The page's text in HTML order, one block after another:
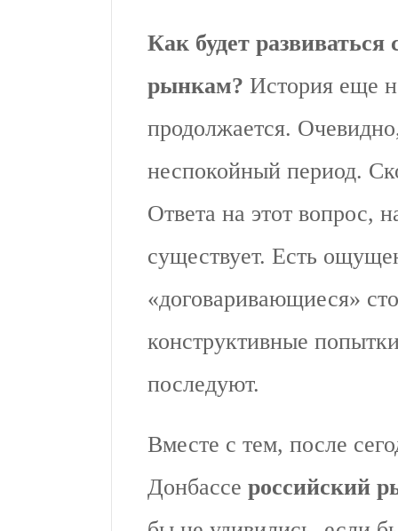
Как будет
рынкам? История еще
продолжается.
неспокойный период.
Ответа на этот вопрос,
существует. Есть
«договаривающиеся»
конструктивные
последуют.
Вместе с тем, после
Донбассе российский